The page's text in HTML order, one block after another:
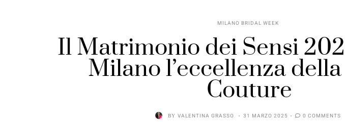
MILANO BRIDAL WEEK
Il Matrimonio dei Sensi
Milano l’eccellenza
Couture
BYVALENTINA GRASSO 31 MARZO 2025 0 COMMENTS